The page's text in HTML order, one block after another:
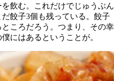
飲む。これだけでじゅうぶん
餃子3個も残っている。餃子
ころだろう。つまり、その幸
にはあるということが。